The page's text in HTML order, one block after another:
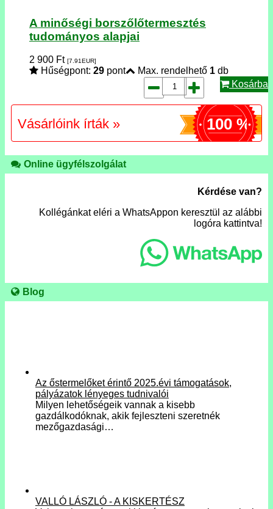
A minőségi borszőlőtermesztés
tudományos alapjai
2 900 Ft [7.91EUR]
Hűségpont: 29 pont Max. rendelhető 1 db
Kosárba
Vásárlóink írták » 100 %
Online ügyfélszolgálat
Kérdése van?
Kollégánkat eléri a WhatsAppon keresztül az alábbi
logóra kattintva!
Blog
Az őstermelőket érintő 2025.évi támogatások,
pályázatok lényeges tudnivalói
Milyen lehetőségeik vannak a kisebb
gazdálkodóknak, akik fejleszteni szeretnék
mezőgazdasági…
VALLÓ LÁSZLÓ - A KISKERTÉSZ